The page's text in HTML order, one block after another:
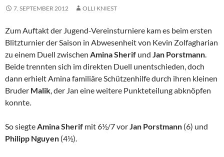
7. SEPTEMBER 2012 OLLI KNIEST
Zum Auftakt der Jugend-Vereinsturniere kam es beim ersten
Blitzturnier der Saison in Abwesenheit von Kevin Zolfagharian
zu einem Duell zwischen Amina Sherif und Jan Porstmann.
Beide trennten sich im direkten Duell unentschieden, doch
dann erhielt Amina familiäre Schützenhilfe durch ihren kleinen
Bruder Malik, der Jan eine weitere Punkteteilung abknöpfen
konnte.
So siegteAmina Sherif mit 6½/7 vorJan Porstmann (6) und
Philipp Nguyen (4½).